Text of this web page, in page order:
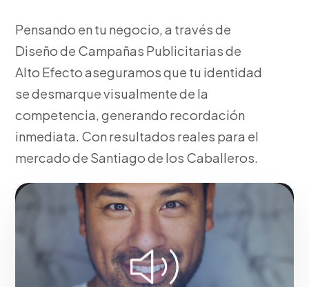
Pensando en tu negocio, a través de
Diseño de Campañas Publicitarias de
Alto Efecto aseguramos que tu identidad
se desmarque visualmente de la
competencia, generando recordación
inmediata. Con resultados reales para el
mercado de Santiago de los Caballeros.
Investigación de arquetipos y psicología del
consumidor. Maximizando el retorno de inversión en
Santiago de los Caballeros.